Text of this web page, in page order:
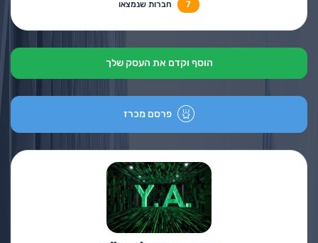
7 חברות שנמצאו
הוסף וקדם את העסק שלך
פרסם מכרז